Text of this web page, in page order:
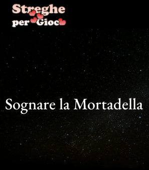
contenuto
Sognare la Mortadella